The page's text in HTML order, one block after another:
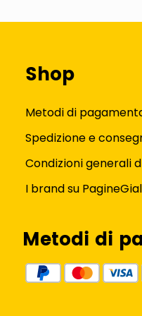
Shop
Metodi di
Spedizione e
Condizioni generali
I brand su
Metodi di